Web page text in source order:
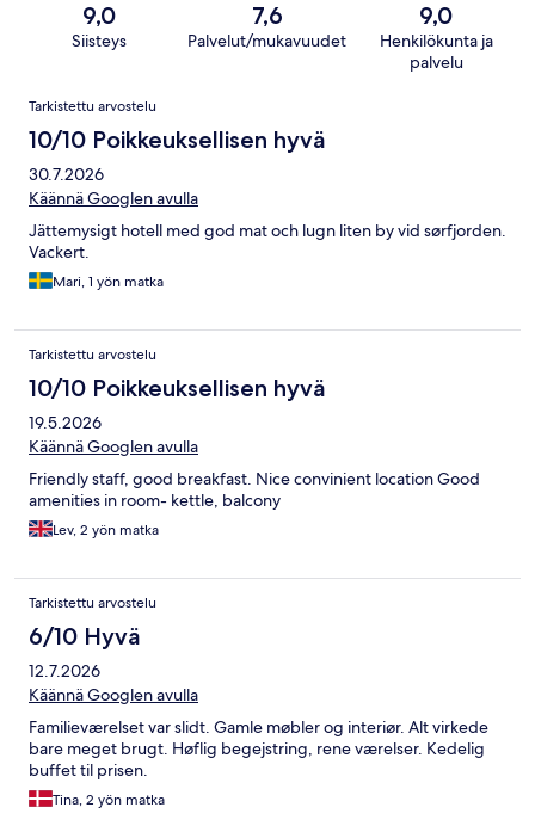
9,0
Siisteys
7,6
Palvelut/mukavuudet
9,0
Henkilökunta ja
palvelu
Arvostelut
Tarkistettu arvostelu
10/10 Poikkeuksellisen hyvä
30.7.2026
Käännä Googlen avulla
Jättemysigt hotell med god mat och lugn liten by vid sørfjorden.
Vackert.
Mari, 1 yön matka
Tarkistettu arvostelu
10/10 Poikkeuksellisen hyvä
19.5.2026
Käännä Googlen avulla
Friendly staff, good breakfast. Nice convinient location Good
amenities in room- kettle, balcony
Lev, 2 yön matka
Tarkistettu arvostelu
6/10 Hyvä
12.7.2026
Käännä Googlen avulla
Familieværelset var slidt. Gamle møbler og interiør. Alt virkede
bare meget brugt. Høflig begejstring, rene værelser. Kedelig
buffet til prisen.
Tina, 2 yön matka